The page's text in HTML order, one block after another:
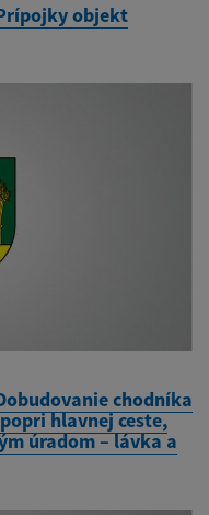
objekt
chodníka
hlavnej ceste,
úradom – lávka a